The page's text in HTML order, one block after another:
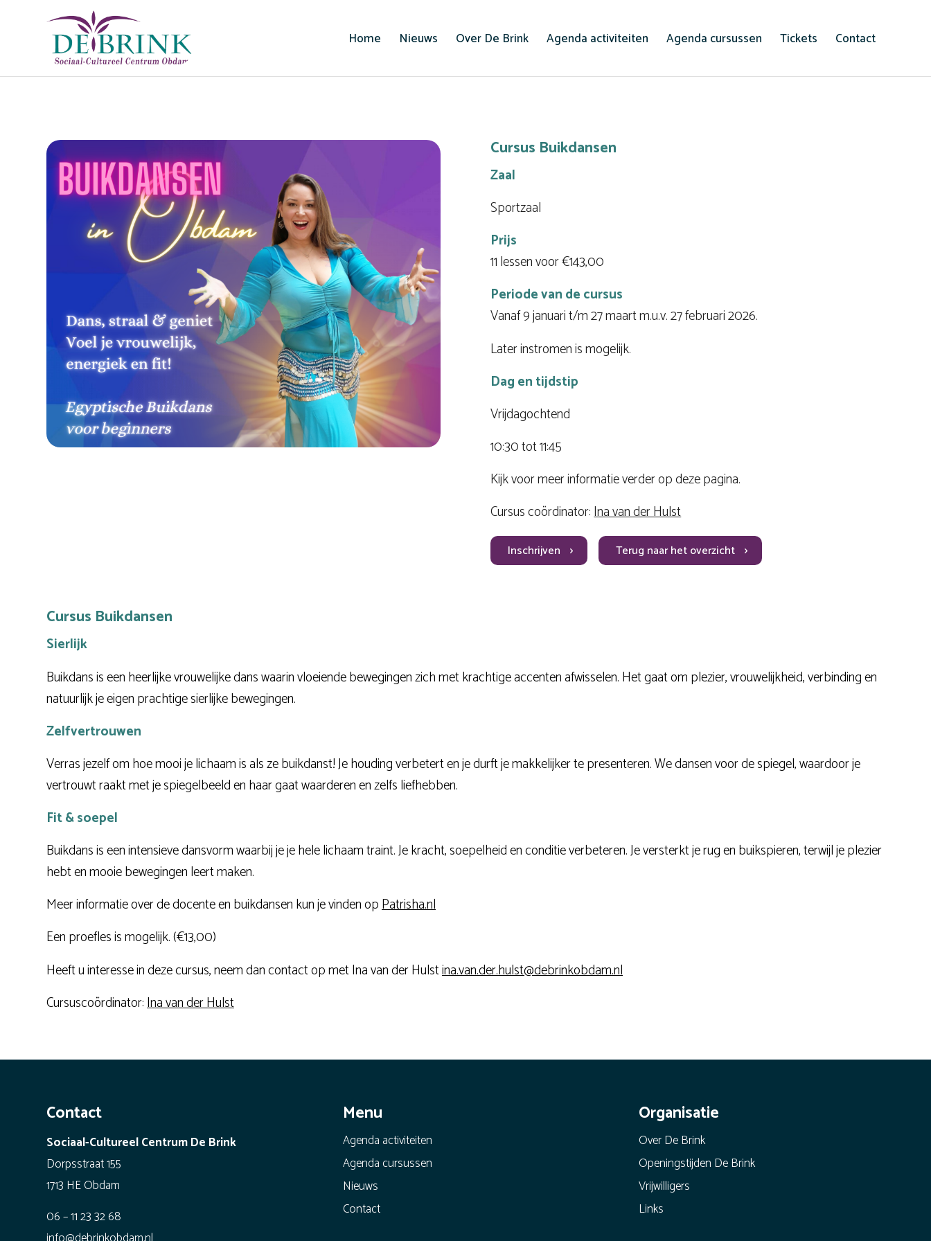
Home Nieuws Over De Brink Agenda activiteiten Agenda cursussen Tickets Contact
Cursus Buikdansen
Zaal
Sportzaal
Prijs
11 lessen voor €143,00
Periode van de cursus
Vanaf 9 januari t/m 27 maart m.u.v. 27 februari 2026.
Later instromen is mogelijk.
Dag en tijdstip
Vrijdagochtend
10:30 tot 11:45
Kijk voor meer informatie verder op deze pagina.
Cursus coördinator:Ina van der Hulst
Inschrijven Terug naar het overzicht
Cursus Buikdansen
Sierlijk
Buikdans is een heerlijke vrouwelijke dans waarin vloeiende bewegingen zich met krachtige accenten afwisselen. Het gaat om plezier, vrouwelijkheid, verbinding en
natuurlijk je eigen prachtige sierlijke bewegingen.
Zelfvertrouwen
Verras jezelf om hoe mooi je lichaam is als ze buikdanst! Je houding verbetert en je durft je makkelijker te presenteren. We dansen voor de spiegel, waardoor je
vertrouwt raakt met je spiegelbeeld en haar gaat waarderen en zelfs liefhebben.
Fit & soepel
Buikdans is een intensieve dansvorm waarbij je je hele lichaam traint. Je kracht, soepelheid en conditie verbeteren. Je versterkt je rug en buikspieren, terwijl je plezier
hebt en mooie bewegingen leert maken.
Meer informatie over de docente en buikdansen kun je vinden opPatrisha.nl
Een proefles is mogelijk. (€13,00)
Heeft u interesse in deze cursus, neem dan contact op met Ina van der Hulstina.van.der.hulst@debrinkobdam.nl
Cursuscoördinator:Ina van der Hulst
Contact
Sociaal-Cultureel Centrum De Brink
Dorpsstraat 155
1713 HE Obdam
06 – 11 23 32 68
Menu
Agenda activiteiten
Agenda cursussen
Nieuws
Contact
Organisatie
Over De Brink
Openingstijden De Brink
Vrijwilligers
Links